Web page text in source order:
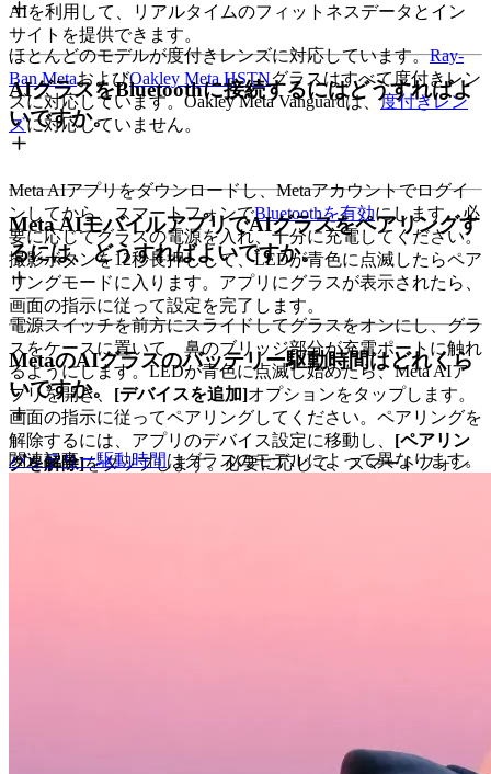
AIを利用して、リアルタイムのフィットネスデータとイン
サイトを提供できます。
ほとんどのモデルが度付きレンズに対応しています。Ray-
Ban MetaおよびOakley Meta HSTNグラスはすべて度付きレン
ズに対応しています。Oakley Meta Vanguardは、度付きレン
ズに対応していません。
AIグラスをBluetoothに接続するにはどうすればよ
いですか。
Meta AIアプリをダウンロードし、Metaアカウントでログイ
ンしてから、スマートフォンでBluetoothを有効にします。必
要に応じてグラスの電源を入れ、十分に充電してください。
撮影ボタンを12秒長押しして、LEDが青色に点滅したらペア
リングモードに入ります。アプリにグラスが表示されたら、
画面の指示に従って設定を完了します。
Meta AIモバイルアプリでAIグラスをペアリングす
るには、どうすればよいですか。
電源スイッチを前方にスライドしてグラスをオンにし、グラ
スをケースに置いて、鼻のブリッジ部分が充電ポートに触れ
るようにします。LEDが青色に点滅し始めたら、Meta AIア
プリを開き、 [デバイスを追加]オプションをタップします。
画面の指示に従ってペアリングしてください。ペアリングを
解除するには、アプリのデバイス設定に移動し、 [ペアリン
グを解除]をタップします。必要に応じて、スマートフォン
MetaのAIグラスのバッテリー駆動時間はどれくら
いですか。
バッテリー駆動時間はグラスのモデルによって異なります。
関連記事